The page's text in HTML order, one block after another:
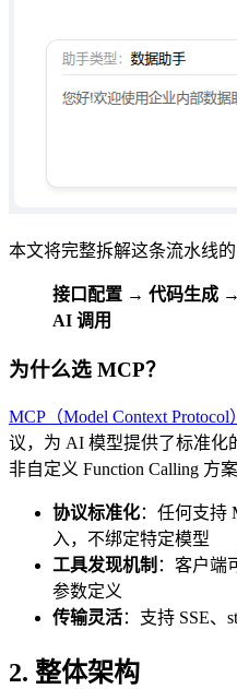
本文将完整拆解这条流水线的
接口配置 → 代码生成
AI 调用
为什么选 MCP？
MCP（Model Context Protocol）
议，为 AI 模型提供了标准化
非自定义 Function Calling 方
协议标准化：任何支持
入，不绑定特定模型
工具发现机制 ：客户端
参数定义
传输灵活：支持 SSE、
2. 整体架构